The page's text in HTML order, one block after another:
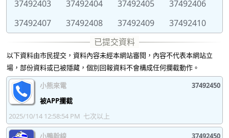
37492403
37492404 37492405
37492406
37492407
37492408 37492409
37492410
37492411
37492412 37492413
37492414
37492415
37492416 37492417
37492418
37492419
37492420
37492422
37492423
37492424
37492427
37492428
以下資料由市民提交，資料內容未經本網站審閱，內容不代表本網站立
場，部份資料或已被隱藏，個別回報資料不會構成任何攔截動作。
小熊來電
37492450
被APP攔截
2025/10/14 12:58:54 PM 七次以上
小鴨幹線
37492450